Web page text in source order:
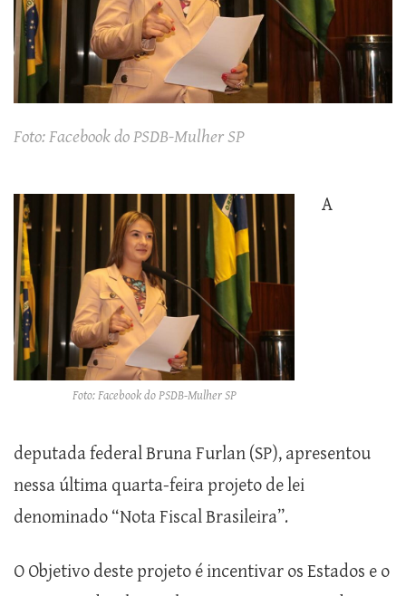
Foto: Facebook do PSDB-Mulher SP
Foto: Facebook do PSDB-Mulher SP
A
deputada federal Bruna Furlan (SP), apresentou
nessa última quarta-feira projeto de lei
denominado “Nota Fiscal Brasileira”.
O Objetivo deste projeto é incentivar os Estados e o